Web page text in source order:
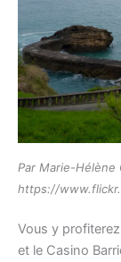
Par Marie-Hélène
https://
Vous y
et le Casino